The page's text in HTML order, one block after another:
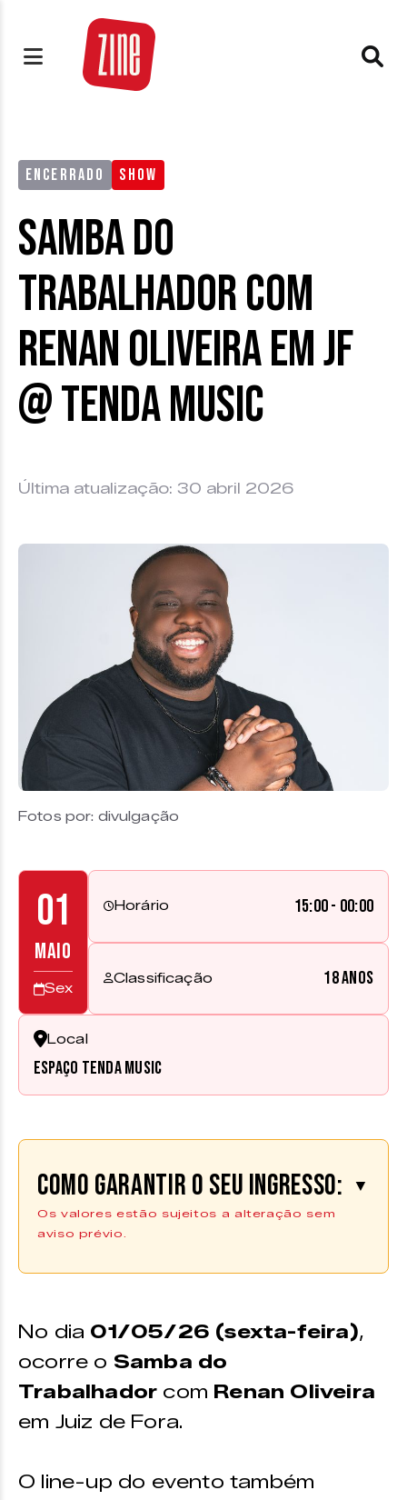
ENCERRADO SHOW
Samba do
Trabalhador com
Renan Oliveira em JF
@ Tenda Music
Última atualização: 30 abril 2026
Fotos por: divulgação
01
MAIO
Sex
Horário 15:00 - 00:00
Classificação 18 anos
Local
Espaço Tenda Music
Como garantir o seu ingresso: ▼
Os valores estão sujeitos a alteração sem
aviso prévio.
Comprar Ingresso
através da plataformaUniticket.
No dia 01/05/26 (sexta-feira),
ocorre o Samba do
Trabalhador com Renan Oliveira
em Juiz de Fora.
O line-up do evento também